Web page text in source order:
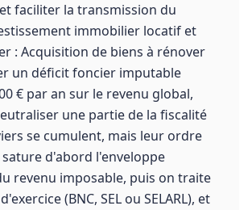
faciliter la transmission du
immobilier locatif et
: Acquisition de biens à rénover
un déficit foncier imputable
€ par an sur le revenu global,
une partie de la fiscalité
se cumulent, mais leur ordre
d'abord l'enveloppe
revenu imposable, puis on traite
(BNC, SEL ou SELARL), et